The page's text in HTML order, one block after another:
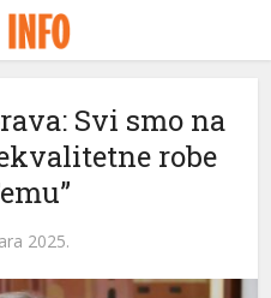
Svi smo na
robe
2025.